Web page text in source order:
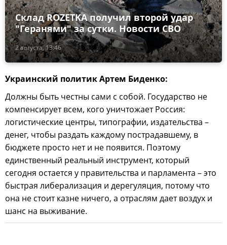
2 августа, 13:46
Склад ROZETKA получил второй удар
"Геранями" за сутки. Новости СВО
Украинский политик Артем Биденко:
Должны быть честны сами с собой. Государство не
компенсирует всем, кого уничтожает Россия:
логистические центры, типографии, издательства –
денег, чтобы раздать каждому пострадавшему, в
бюджете просто нет и не появится. Поэтому
единственный реальный инструмент, который
сегодня остается у правительства и парламента – это
быстрая либерализация и дерегуляция, потому что
она не стоит казне ничего, а отраслям дает воздух и
шанс на выживание.